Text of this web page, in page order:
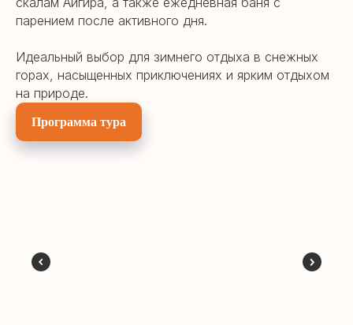
парением после активного дня.
Идеальный выбор для зимнего отдыха в снежных
горах, насыщенных приключениях и ярким отдыхом
на природе.
Программа тура